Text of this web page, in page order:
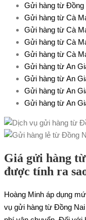
Gửi hàng từ Đồng
Gửi hàng từ Cà
Gửi hàng từ Cà
Gửi hàng từ Cà
Gửi hàng từ Cà
Gửi hàng từ An
Gửi hàng từ An
Gửi hàng từ An
Gửi hàng từ An
Giá gửi hàng
được tính ra
Hoàng Minh áp dụng
vụ gửi hàng từ Đồng